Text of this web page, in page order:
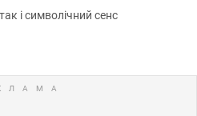
і символічний сенс